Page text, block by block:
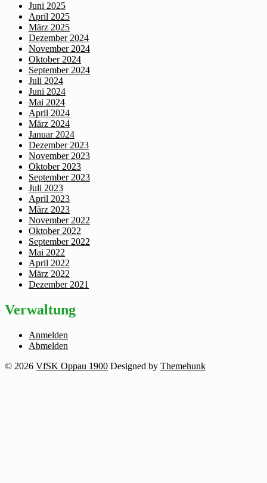
Juni 2025
April 2025
März 2025
Dezember 2024
November 2024
Oktober 2024
September 2024
Juli 2024
Juni 2024
Mai 2024
April 2024
März 2024
Januar 2024
Dezember 2023
November 2023
Oktober 2023
September 2023
Juli 2023
April 2023
März 2023
November 2022
Oktober 2022
September 2022
Mai 2022
April 2022
März 2022
Dezember 2021
Verwaltung
Anmelden
Abmelden
© 2026 VfSK Oppau 1900 Designed by Themehunk